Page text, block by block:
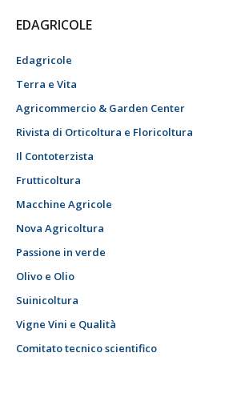
EDAGRICOLE
Edagricole
Terra e Vita
Agricommercio & Garden Center
Rivista di Orticoltura e Floricoltura
Il Contoterzista
Frutticoltura
Macchine Agricole
Nova Agricoltura
Passione in verde
Olivo e Olio
Suinicoltura
Vigne Vini e Qualità
Comitato tecnico scientifico